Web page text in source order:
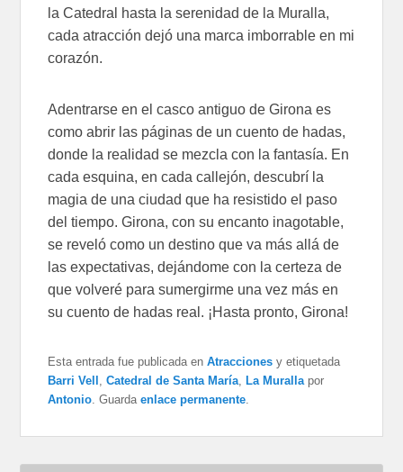
la Catedral hasta la serenidad de la Muralla,
cada atracción dejó una marca imborrable en mi
corazón.
Adentrarse en el casco antiguo de Girona es
como abrir las páginas de un cuento de hadas,
donde la realidad se mezcla con la fantasía. En
cada esquina, en cada callejón, descubrí la
magia de una ciudad que ha resistido el paso
del tiempo. Girona, con su encanto inagotable,
se reveló como un destino que va más allá de
las expectativas, dejándome con la certeza de
que volveré para sumergirme una vez más en
su cuento de hadas real. ¡Hasta pronto, Girona!
Esta entrada fue publicada enAtracciones y etiquetada
Barri Vell ,Catedral de Santa María, La Murallapor
Antonio. Guardaenlace permanente.